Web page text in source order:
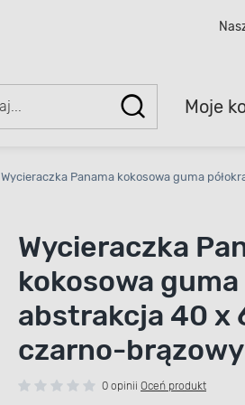
Moje
Wycieraczka Panama kokosowa guma
Wycieraczka
kokosowa guma
abstrakcja 40 x
czarno-brązowy
0 opinii Oceń produkt